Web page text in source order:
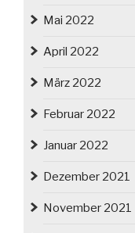
Mai 2022
April 2022
März 2022
Februar 2022
Januar 2022
Dezember 2021
November 2021